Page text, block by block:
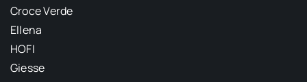
Croce Verde
Ellena
HOFI
Giesse